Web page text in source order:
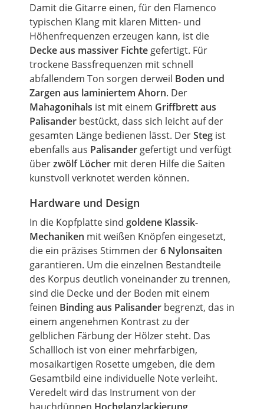
Damit die Gitarre einen, für den Flamenco
typischen Klang mit klaren Mitten- und
Höhenfrequenzen erzeugen kann, ist die
Decke aus massiver Fichte gefertigt. Für
trockene Bassfrequenzen mit schnell
abfallendem Ton sorgen derweil Boden und
Zargen aus laminiertem Ahorn. Der
Mahagonihals ist mit einem Griffbrett aus
Palisander bestückt, dass sich leicht auf der
gesamten Länge bedienen lässt. DerSteg ist
ebenfalls aus Palisander gefertigt und verfügt
überzwölf Löcher mit deren Hilfe die Saiten
kunstvoll verknotet werden können.
Hardware und Design
In die Kopfplattesind goldene Klassik-
Mechaniken mit weißen Knöpfen eingesetzt,
die ein präzises Stimmen der6 Nylonsaiten
garantieren. Um die einzelnen Bestandteile
des Korpus deutlich voneinander zu trennen,
sind die Decke und der Boden mit einem
feinen Binding aus Palisander begrenzt, das in
einem angenehmen Kontrast zu der
gelblichen Färbung der Hölzer steht. Das
Schallloch ist von einer mehrfarbigen,
mosaikartigen Rosette umgeben, die dem
Gesamtbild eine individuelle Note verleiht.
Veredelt wird das Instrument von der
hauchdünnen Hochglanzlackierung